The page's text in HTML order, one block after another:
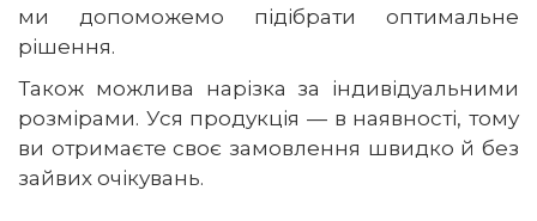
ми допоможемо підібрати оптимальне
рішення.
Також можлива нарізка за індивідуальними
розмірами. Уся продукція — в наявності, тому
ви отримаєте своє замовлення швидко й без
зайвих очікувань.